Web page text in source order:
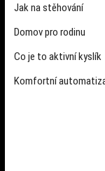
Jak na stěhování
Domov pro rodinu
Co je to aktivní kyslík
Komfortní